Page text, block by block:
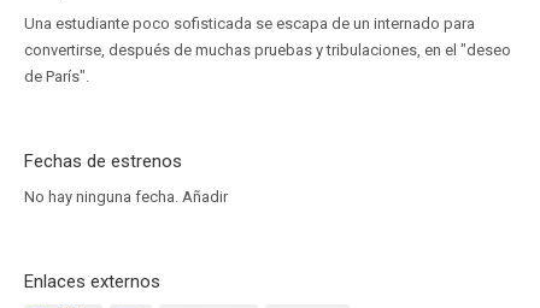
Una estudiante poco sofisticada se escapa de un internado para
convertirse, después de muchas pruebas y tribulaciones, en el "deseo
de París".
Fechas de estrenos
No hay ninguna fecha. Añadir
Enlaces externos